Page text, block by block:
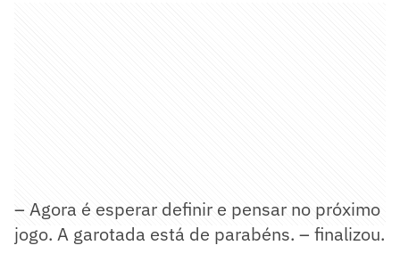
– Agora é esperar definir e pensar no próximo
jogo. A garotada está de parabéns. – finalizou.